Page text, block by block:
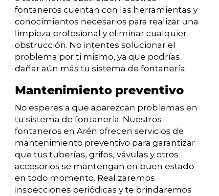
fontaneros cuentan con las herramientas y
conocimientos necesarios para realizar una
limpieza profesional y eliminar cualquier
obstrucción. No intentes solucionar el
problema por ti mismo, ya que podrías
dañar aún más tu sistema de fontanería.
Mantenimiento preventivo
No esperes a que aparezcan problemas en
tu sistema de fontanería. Nuestros
fontaneros en Arén ofrecen servicios de
mantenimiento preventivo para garantizar
que tus tuberías, grifos, vávulas y otros
accesorios se mantengan en buen estado
en todo momento. Realizaremos
inspecciones periódicas y te brindaremos